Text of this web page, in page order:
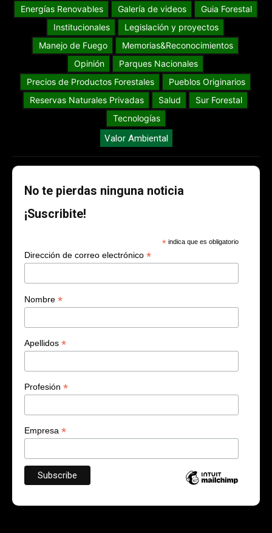
Energías Renovables
Galería de videos
Guia Forestal
Institucionales
Legislación y proyectos
Manejo de Fuego
Memorias&Reconocimientos
Opinión
Parques Nacionales
Precios de Productos Forestales
Pueblos Originarios
Reservas Naturales Privadas
Salud
Sur Forestal
Tecnologías
Valor Ambiental
No te pierdas ninguna noticia
¡Suscribite!
* indica que es obligatorio
Dirección de correo electrónico *
Nombre *
Apellidos *
Profesión *
Empresa *